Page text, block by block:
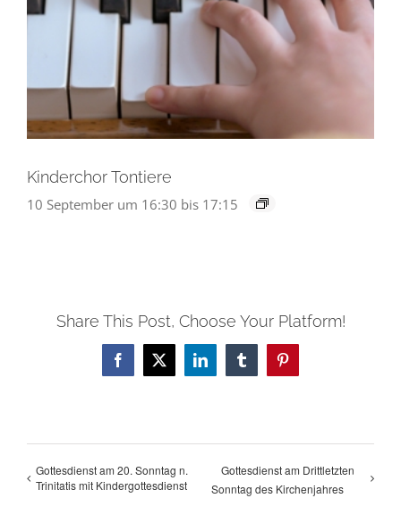
Kinderchor Tontiere
10 September um 16:30 bis 17:15
Share This Post, Choose Your Platform!
Facebook
X LinkedInTumblrPinterest
Gottesdienst am 20. Sonntag n.
Trinitatis mit Kindergottesdienst
Gottesdienst am Drittletzten
Sonntag des Kirchenjahres